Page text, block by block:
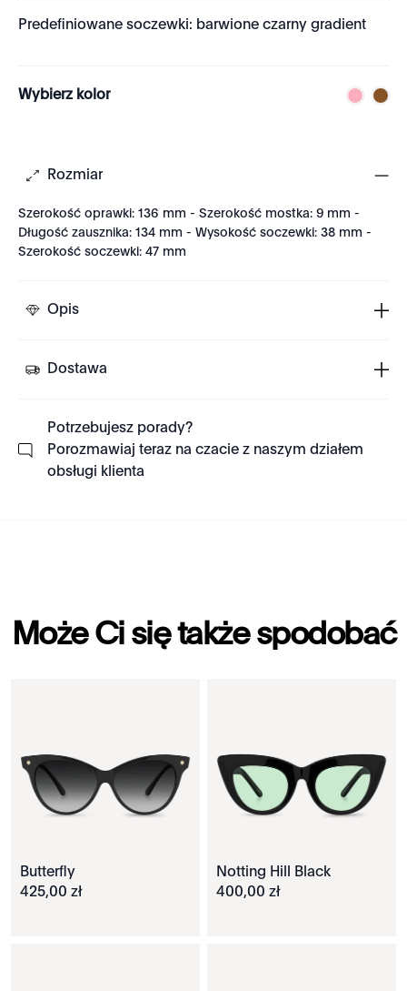
Predefiniowane soczewki: barwione czarny gradient
Wybierz kolor
Rozmiar
Szerokość oprawki: 136 mm - Szerokość mostka: 9 mm -
Długość zausznika: 134 mm - Wysokość soczewki: 38 mm -
Szerokość soczewki: 47 mm
Opis
Dostawa
Potrzebujesz porady?
Porozmawiaj teraz na czacie z naszym działem
obsługi klienta
Może Ci się także spodobać
Butterfly
425,00 zł
Notting Hill Black
400,00 zł